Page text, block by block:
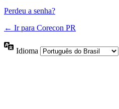
Perdeu a senha?
← Ir para Corecon PR
Idioma